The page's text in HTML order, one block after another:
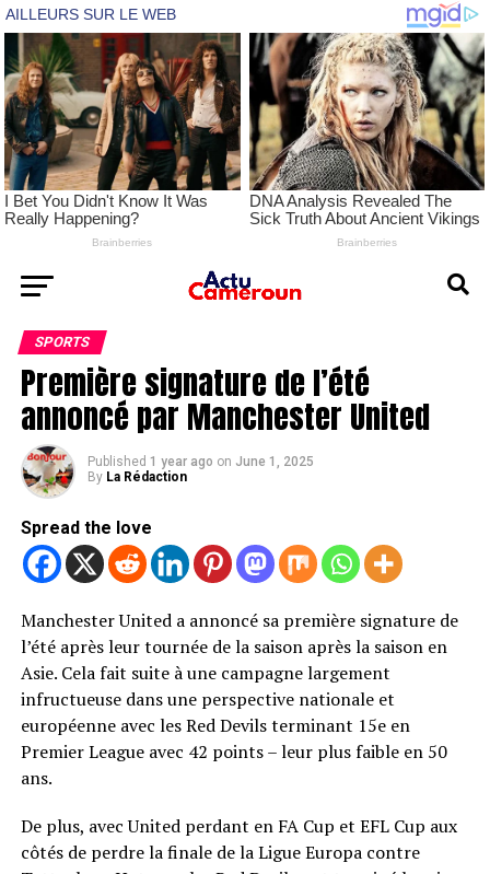
SPORTS
Première signature de l’été
annoncé par Manchester United
Published 1 year ago on June 1, 2025
By La Rédaction
Spread the love
Manchester United a annoncé sa première signature de
l’été après leur tournée de la saison après la saison en
Asie. Cela fait suite à une campagne largement
infructueuse dans une perspective nationale et
européenne avec les Red Devils terminant 15e en
Premier League avec 42 points – leur plus faible en 50
ans.
De plus, avec United perdant en FA Cup et EFL Cup aux
côtés de perdre la finale de la Ligue Europa contre